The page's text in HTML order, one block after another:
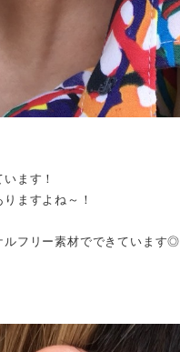
ます！
ますよね～！
ルフリー素材でできています◎